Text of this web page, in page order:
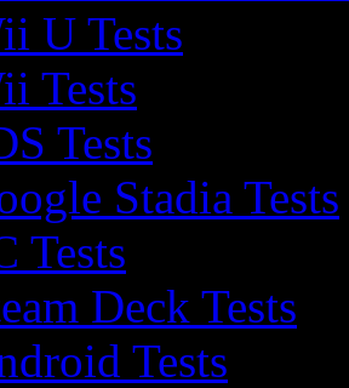
U Tests
Tests
Tests
Stadia Tests
Tests
Deck Tests
Tests